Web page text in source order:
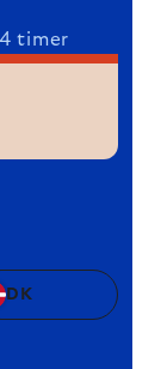
timer
DK